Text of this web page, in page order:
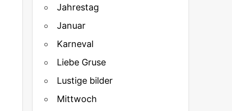
Jahrestag
Januar
Karneval
Liebe Gruse
Lustige bilder
Mittwoch